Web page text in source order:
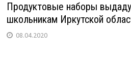
Продуктовые наборы
школьникам Иркутской
08.04.2020